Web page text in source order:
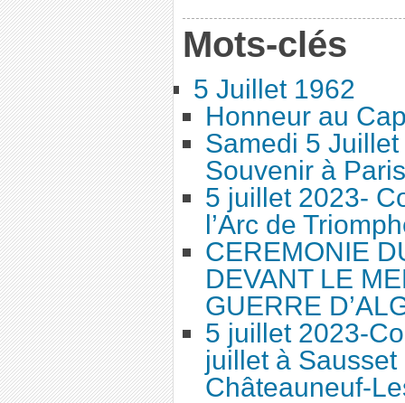
Mots-clés
5 Juillet 1962
Honneur au
Samedi 5
Souvenir à Paris
5 juillet 2023-
l’Arc de
CEREMONIE
DEVANT LE
GUERRE
5 juillet 2023-
juillet à
Châteauneuf-